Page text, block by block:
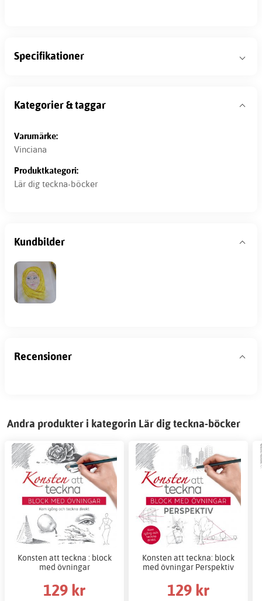
Specifikationer
Kategorier & taggar
Varumärke:
Vinciana
Produktkategori:
Lär dig teckna-böcker
Kundbilder
Recensioner
Andra produkter i kategorin Lär dig teckna-böcker
Konsten att teckna : block
med övningar
129 kr
Konsten att teckna: block
med övningar Perspektiv
129 kr